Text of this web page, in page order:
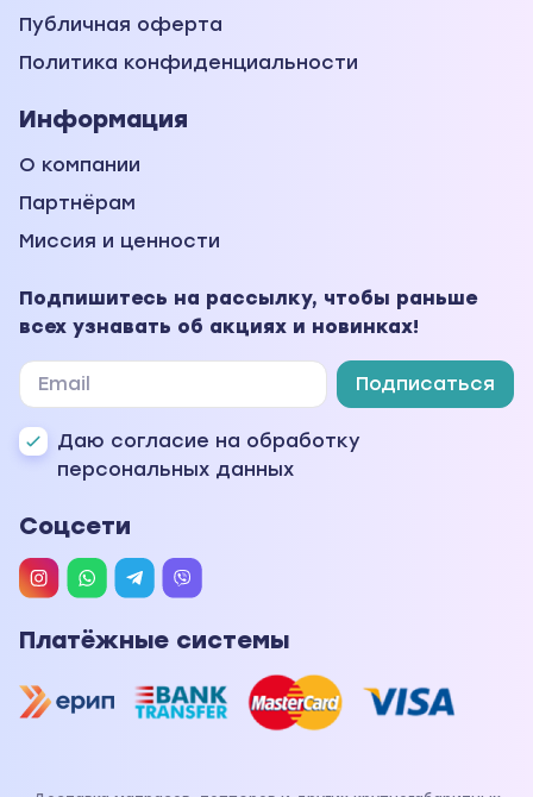
Публичная оферта
Политика конфиденциальности
Информация
О компании
Партнёрам
Миссия и ценности
Подпишитесь на рассылку, чтобы раньше
всех узнавать об акциях и новинках!
Подписаться
Даю согласие на обработку
персональных данных
Соцсети
Платёжные системы